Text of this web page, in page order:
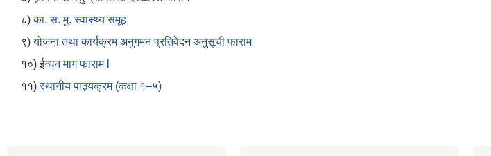
८)का. स. मु. स्वास्थ्य समूह
९)योजना तथा कार्यक्रम अनुगमन प्रतिवेदन अनुसूची फाराम
१०)ईन्धन माग फाराम l
११)स्थानीय पाठ्यक्रम (कक्षा १–५)